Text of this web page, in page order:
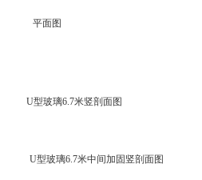
平面图
U型玻璃6.7米竖剖面图
U型玻璃6.7米中间加固竖剖面图